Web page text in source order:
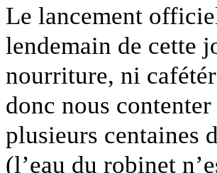
Le lancement
lendemain de cette
nourriture, ni
donc nous
plusieurs centaines
(l’eau du robinet